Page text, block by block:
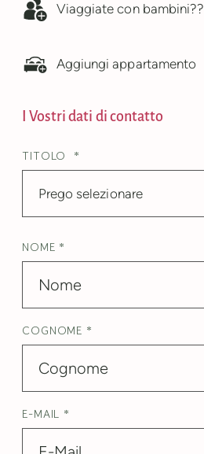
Viaggiate con bambini??
Aggiungi appartamento
I Vostri dati di contatto
TITOLO *
Prego selezionare
NOME *
COGNOME *
E-MAIL *